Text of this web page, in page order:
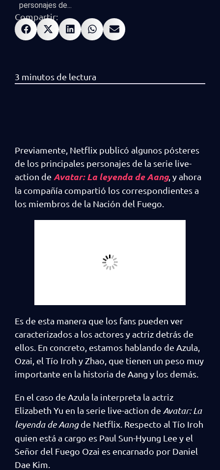
personajes de...
Compartir:
Previamente, Netflix publicó algunos pósteres
de los principales personajes de la serie live-
action de Avatar: La leyenda de Aang, y ahora
la compañía compartió los correspondientes a
los miembros de la Nación del Fuego.
Es de esta manera que los fans pueden ver
caracterizados a los actores y actriz detrás de
ellos. En concreto, estamos hablando de Azula,
Ozai, el Tío Iroh y Zhao, que tienen un peso muy
importante en la historia de Aang y los demás.
En el caso de Azula la interpreta la actriz
Elizabeth Yu en la serie live-action de Avatar: La
leyenda de Aangde Netflix. Respecto al Tío Iroh
quien está a cargo es Paul Sun-Hyung Lee y el
Señor del Fuego Ozai es encarnado por Daniel
Dae Kim.